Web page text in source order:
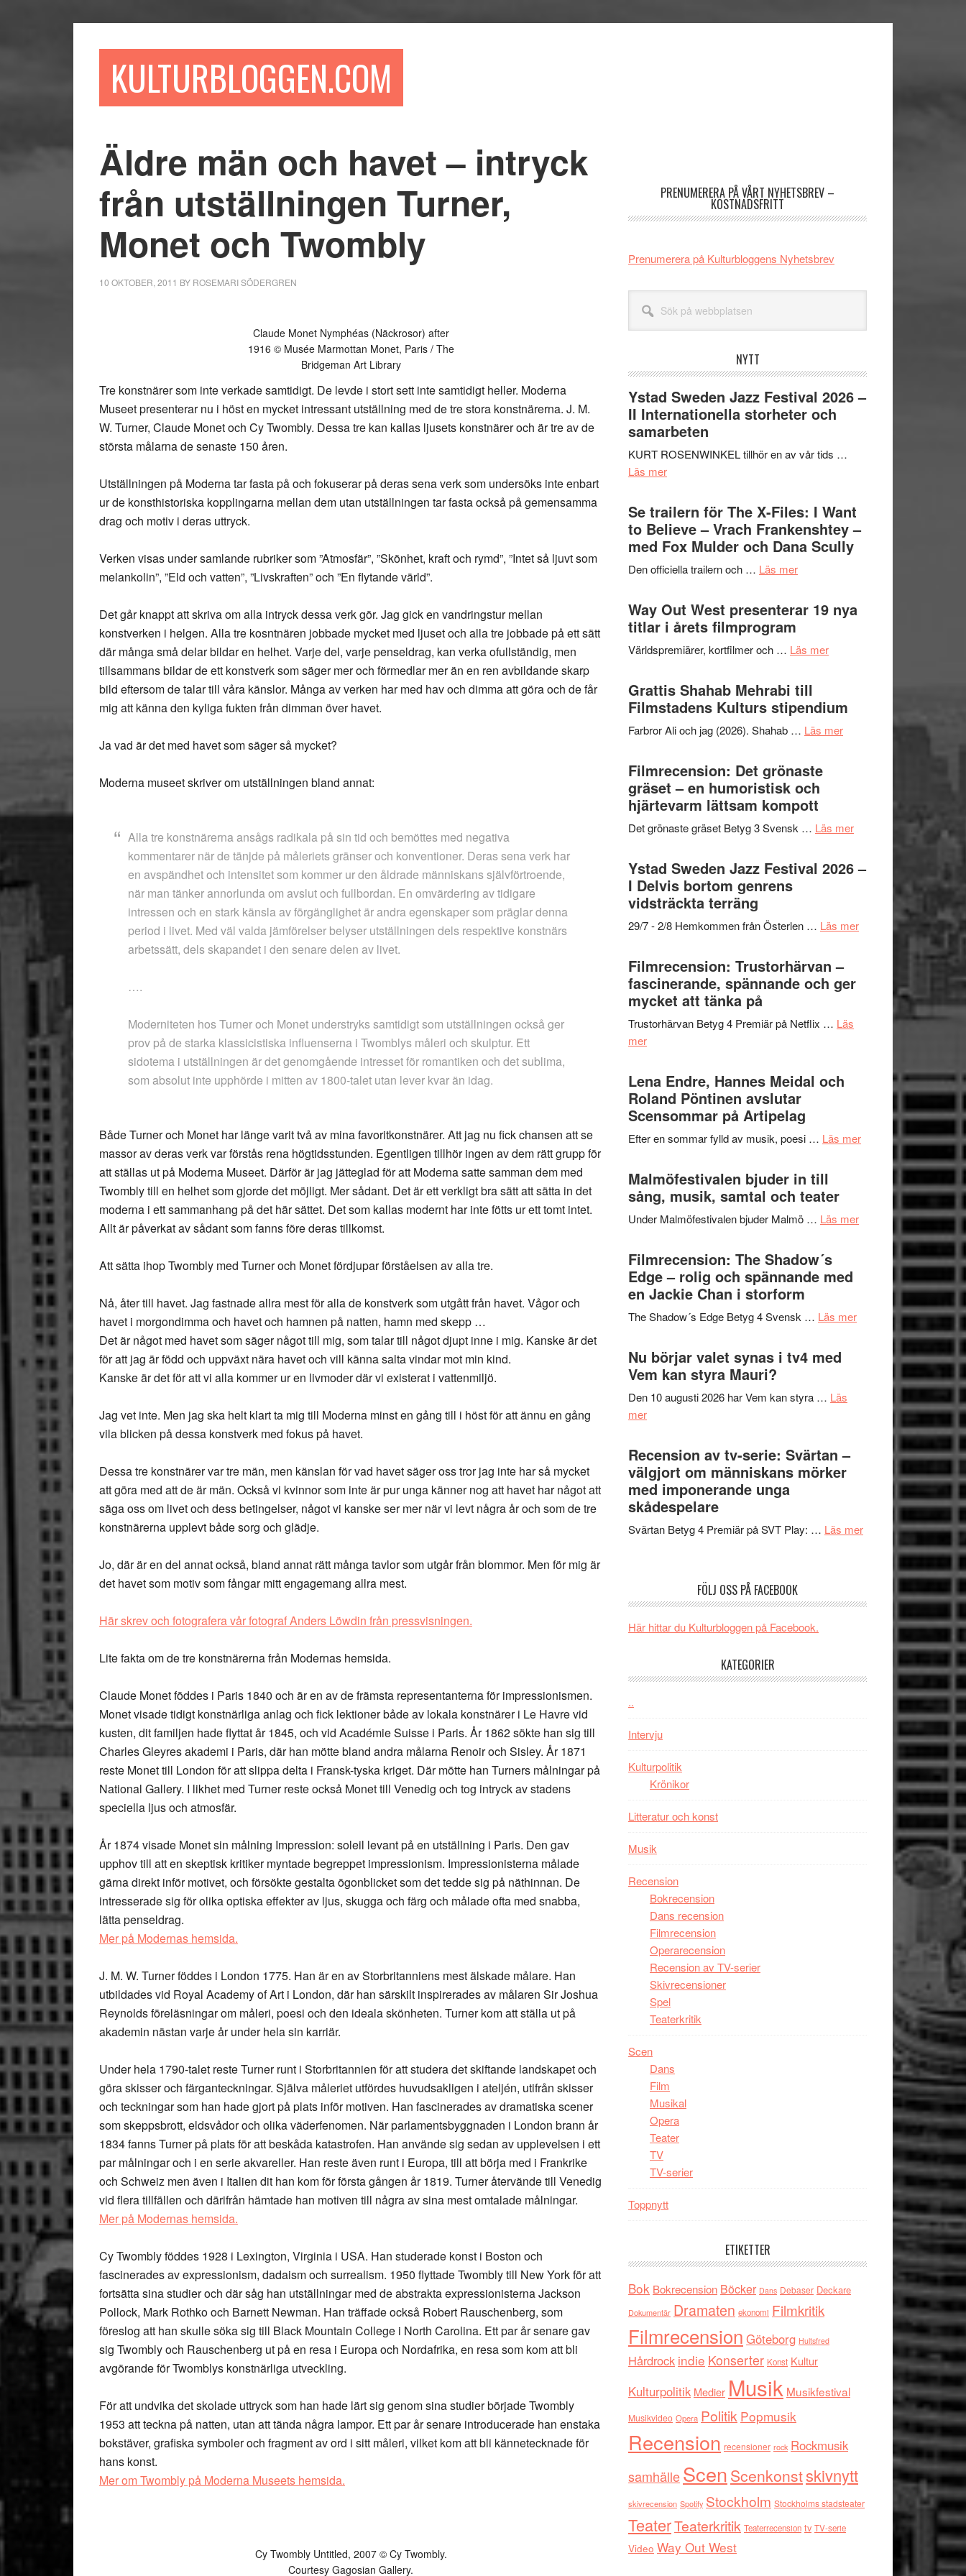
KULTURBLOGGEN.COM
Äldre män och havet – intryck
från utställningen Turner,
Monet och Twombly
10 OKTOBER, 2011 BY ROSEMARI SÖDERGREN
Claude Monet Nymphéas (Näckrosor) after
1916 © Musée Marmottan Monet, Paris / The
Bridgeman Art Library
Tre konstnärer som inte verkade samtidigt. De levde i stort sett inte samtidigt heller. Moderna
Museet presenterar nu i höst en mycket intressant utställning med de tre stora konstnärerna. J. M.
W. Turner, Claude Monet och Cy Twombly. Dessa tre kan kallas ljusets konstnärer och är tre av de
största målarna de senaste 150 åren.
Utställningen på Moderna tar fasta på och fokuserar på deras sena verk som undersöks inte enbart
ur de konsthistoriska kopplingarna mellan dem utan utställningen tar fasta också på gemensamma
drag och motiv i deras uttryck.
Verken visas under samlande rubriker som ”Atmosfär”, ”Skönhet, kraft och rymd”, ”Intet så ljuvt som
melankolin”, ”Eld och vatten”, ”Livskraften” och ”En flytande värld”.
Det går knappt att skriva om alla intryck dessa verk gör. Jag gick en vandringstur mellan
konstverken i helgen. Alla tre kosntnären jobbade mycket med ljuset och alla tre jobbade på ett sätt
där många små delar bildar en helhet. Varje del, varje penseldrag, kan verka ofullständig, men
tillsammans bildar de ett konstverk som säger mer och förmedlar mer än en ren avbildande skarp
bild eftersom de talar till våra känslor. Många av verken har med hav och dimma att göra och de får
mig att känna den kyliga fukten från dimman över havet.
Ja vad är det med havet som säger så mycket?
Moderna museet skriver om utställningen bland annat:
Alla tre konstnärerna ansågs radikala på sin tid och bemöttes med negativa
kommentarer när de tänjde på måleriets gränser och konventioner. Deras sena verk har
en avspändhet och intensitet som kommer ur den åldrade människans självförtroende,
när man tänker annorlunda om avslut och fullbordan. En omvärdering av tidigare
intressen och en stark känsla av förgänglighet är andra egenskaper som präglar denna
period i livet. Med väl valda jämförelser belyser utställningen dels respektive konstnärs
arbetssätt, dels skapandet i den senare delen av livet.
….
Moderniteten hos Turner och Monet understryks samtidigt som utställningen också ger
prov på de starka klassicistiska influenserna i Twomblys måleri och skulptur. Ett
sidotema i utställningen är det genomgående intresset för romantiken och det sublima,
som absolut inte upphörde i mitten av 1800-talet utan lever kvar än idag.
Både Turner och Monet har länge varit två av mina favoritkonstnärer. Att jag nu fick chansen att se
massor av deras verk var förstås rena högtidsstunden. Egentligen tillhör ingen av dem rätt grupp för
att ställas ut på Moderna Museet. Därför är jag jätteglad för att Moderna satte samman dem med
Twombly till en helhet som gjorde det möjligt. Mer sådant. Det är ett verkligt bra sätt att sätta in det
moderna i ett sammanhang på det här sättet. Det som kallas modernt har inte fötts ur ett tomt intet.
Allt är påverkat av sådant som fanns före deras tillkomst.
Att sätta ihop Twombly med Turner och Monet fördjupar förståelsen av alla tre.
Nå, åter till havet. Jag fastnade allra mest för alla de konstverk som utgått från havet. Vågor och
havet i morgondimma och havet och hamnen på natten, hamn med skepp …
Det är något med havet som säger något till mig, som talar till något djupt inne i mig. Kanske är det
för att jag är född och uppväxt nära havet och vill känna salta vindar mot min kind.
Kanske är det för att vi alla kommer ur en livmoder där vi existerat i vattenmiljö.
Jag vet inte. Men jag ska helt klart ta mig till Moderna minst en gång till i höst för att ännu en gång
vila blicken på dessa konstverk med fokus på havet.
Dessa tre konstnärer var tre män, men känslan för vad havet säger oss tror jag inte har så mycket
att göra med att de är män. Också vi kvinnor som inte är pur unga känner nog att havet har något att
säga oss om livet och dess betingelser, något vi kanske ser mer när vi levt några år och som de tre
konstnärerna upplevt både sorg och glädje.
Jo, där är en del annat också, bland annat rätt många tavlor som utgår från blommor. Men för mig är
det havet som motiv som fångar mitt engagemang allra mest.
Här skrev och fotografera vår fotograf Anders Löwdin från pressvisningen.
Lite fakta om de tre konstnärerna från Modernas hemsida.
Claude Monetföddes i Paris 1840 och är en av de främsta representanterna för impressionismen.
Monet visade tidigt konstnärliga anlag och fick lektioner både av lokala konstnärer i Le Havre vid
kusten, dit familjen hade flyttat år 1845, och vid Académie Suisse i Paris. År 1862 sökte han sig till
Charles Gleyres akademi i Paris, där han mötte bland andra målarna Renoir och Sisley. År 1871
reste Monet till London för att slippa delta i Fransk-tyska kriget. Där mötte han Turners målningar på
National Gallery. I likhet med Turner reste också Monet till Venedig och tog intryck av stadens
speciella ljus och atmosfär.
År 1874 visade Monet sin målning Impression: soleil levant på en utställning i Paris. Den gav
upphov till att en skeptisk kritiker myntade begreppet impressionism. Impressionisterna målade
gärna direkt inför motivet, och försökte gestalta ögonblicket som det tedde sig på näthinnan. De
intresserade sig för olika optiska effekter av ljus, skugga och färg och målade ofta med snabba,
lätta penseldrag.
Mer på Modernas hemsida.
J. M. W. Turnerföddes i London 1775. Han är en av Storbritanniens mest älskade målare. Han
utbildades vid Royal Academy of Art i London, där han särskilt inspirerades av målaren Sir Joshua
Reynolds föreläsningar om måleri, poesi och den ideala skönheten. Turner kom att ställa ut på
akademin nästan varje år under hela sin karriär.
Under hela 1790-talet reste Turner runt i Storbritannien för att studera det skiftande landskapet och
göra skisser och färganteckningar. Själva måleriet utfördes huvudsakligen i ateljén, utifrån skisser
och teckningar som han hade gjort på plats inför motiven. Han fascinerades av dramatiska scener
som skeppsbrott, eldsvådor och olika väderfenomen. När parlamentsbyggnaden i London brann år
1834 fanns Turner på plats för att beskåda katastrofen. Han använde sig sedan av upplevelsen i ett
par målningar och i en serie akvareller. Han reste även runt i Europa, till att börja med i Frankrike
och Schweiz men även i Italien dit han kom för första gången år 1819. Turner återvände till Venedig
vid flera tillfällen och därifrån hämtade han motiven till några av sina mest omtalade målningar.
Mer på Modernas hemsida.
Cy Twomblyföddes 1928 i Lexington, Virginia i USA. Han studerade konst i Boston och
fascinerades av expressionism, dadaism och surrealism. 1950 flyttade Twombly till New York för att
fortsätta sina studier och där såg han utställningar med de abstrakta expressionisterna Jackson
Pollock, Mark Rothko och Barnett Newman. Han träffade också Robert Rauschenberg, som
föreslog att han skulle söka sig till Black Mountain College i North Carolina. Ett par år senare gav
sig Twombly och Rauschenberg ut på en resa i Europa och Nordafrika, en resa som kom att bli
avgörande för Twomblys konstnärliga utveckling.
För att undvika det skolade uttryck som han hade lärt sig genom sina studier började Twombly
1953 att teckna på natten, utan att tända några lampor. Ett par år senare introducerade han enstaka
bokstäver, grafiska symboler och fragment av ord i sitt måleri, vilket kom att bli kännetecknade för
hans konst.
Mer om Twombly på Moderna Museets hemsida.
Cy Twombly Untitled, 2007 © Cy Twombly.
Courtesy Gagosian Gallery.
PRENUMERERA PÅ VÅRT NYHETSBREV –
KOSTNADSFRITT
Prenumerera på Kulturbloggens Nyhetsbrev
webbplatsen
NYTT
Ystad Sweden Jazz Festival 2026 –
II Internationella storheter och
samarbeten
KURT ROSENWINKEL tillhör en av vår tids …
Läs merom
Sweden
Jazz
Festival
2026
–
Internationella
storheter
och
samarbeten
Se trailern för The X-Files: I Want
to Believe – Vrach Frankenshtey –
med Fox Mulder och Dana Scully
Den officiella trailern och … Läs merom
trailern
för
X-
I
Want
to
Believe
Vrach
Frankenshtey
–
med
Mulder
och
Way Out West presenterar 19 nya
titlar i årets filmprogram
Världspremiärer, kortfilmer och … Läs merom
presenterar
19
Grattis Shahab Mehrabi till
Filmstadens Kulturs stipendium
Farbror Ali och jag (2026). Shahab … Läs merom
Kulturs
Filmrecension: Det grönaste
gräset – en humoristisk och
hjärtevarm lättsam kompott
Det grönaste gräset Betyg 3 Svensk … Läs merom
en
hjärtevarm
Ystad Sweden Jazz Festival 2026 –
I Delvis bortom genrens
vidsträckta terräng
29/7 - 2/8 Hemkommen från Österlen … Läs merom
Festival
genrens
vidsträckta
Filmrecension: Trustorhärvan –
fascinerande, spännande och ger
mycket att tänka på
Trustorhärvan Betyg 4 Premiär på Netflix … Läs
merom
Trustorhärvan
–
fascinerande,
spännande
och
mycket
att
tänka
Lena Endre, Hannes Meidal och
Roland Pöntinen avslutar
Scensommar på Artipelag
Efter en sommar fylld av musik, poesi … Läs merom
Hannes
Roland
Pöntinen
Scensommar
Artipelag
Malmöfestivalen bjuder in till
sång, musik, samtal och teater
Under Malmöfestivalen bjuder Malmö … Läs merom
Malmöfestivalen
Filmrecension: The Shadow´s
Edge – rolig och spännande med
en Jackie Chan i storform
The Shadow´s Edge Betyg 4 Svensk … Läs merom
Filmrecension:
Shadow
spännande
Chan
storform
Nu börjar valet synas i tv4 med
Vem kan styra Mauri?
Den 10 augusti 2026 har Vem kan styra … Läs
merom
valet
synas
i
tv4
med
Mauri?
Recension av tv-serie: Svärtan –
välgjort om människans mörker
med imponerande unga
skådespelare
Svärtan Betyg 4 Premiär på SVT Play: … Läs merom
Recension
människans
imponerande
skådespelare
FÖLJ OSS PÅ FACEBOOK
Här hittar du Kulturbloggen på Facebook.
KATEGORIER
..
Intervju
Kulturpolitik
Krönikor
Litteratur och konst
Musik
Recension
Bokrecension
Dans recension
Filmrecension
Operarecension
Recension av TV-serier
Skivrecensioner
Spel
Teaterkritik
Scen
Dans
Film
Musikal
Opera
Teater
TV
TV-serier
Toppnytt
ETIKETTER
Bok Bokrecension Böcker Dans Debaser Deckare
Dokumentär Dramaten ekonomi Filmkritik
Filmrecension Göteborg Hultsfred
Hårdrock indie Konserter Konst Kultur
Kulturpolitik Medier Musik Musikfestival
Musikvideo Opera Politik Popmusik
Recension recensioner rock Rockmusik
samhälleScen Scenkonstskivnytt
skivrecension Spotify Stockholm Stockholms stadsteater
TeaterTeaterkritik Teaterrecension tv TV-serie
Video Way Out West